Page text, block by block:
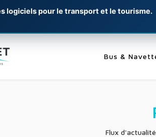
logiciels pour le transport et le tourisme.
Bus &
Flux